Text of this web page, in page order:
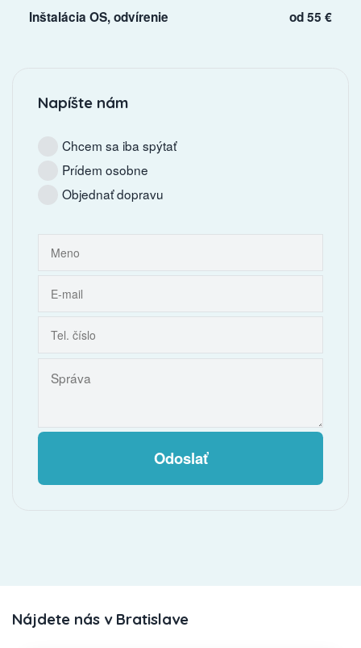
Inštalácia OS, odvírenie od 55 €
Napíšte nám
Chcem sa iba spýtať
Prídem osobne
Objednať dopravu
Odoslať
Nájdete nás v Bratislave